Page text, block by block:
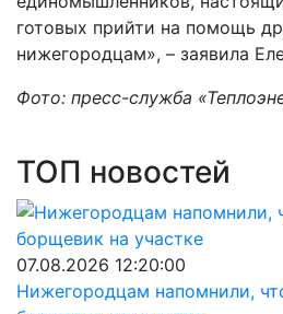
готовых прийти на помощь
нижегородцам», – заявила
Фото: пресс-служба
ТОП новостей
07.08.2026 12:20:00
Нижегородцам напомнили,